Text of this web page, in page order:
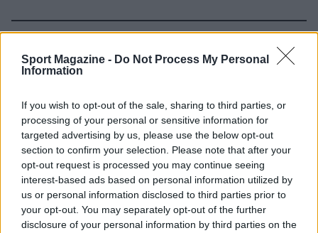
Sport Magazine - Do Not Process My Personal
Information
If you wish to opt-out of the sale, sharing to third parties, or
processing of your personal or sensitive information for
targeted advertising by us, please use the below opt-out
section to confirm your selection. Please note that after your
opt-out request is processed you may continue seeing
interest-based ads based on personal information utilized by
us or personal information disclosed to third parties prior to
your opt-out. You may separately opt-out of the further
disclosure of your personal information by third parties on the